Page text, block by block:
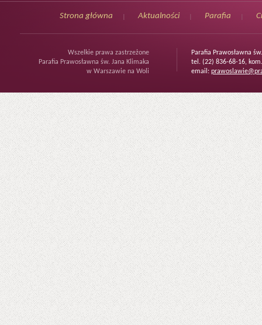
Strona główna Aktualności Parafia
Wszelkie prawa zastrzeżone
Parafia Prawosławna św. Jana Klimaka
w Warszawie na Woli
Parafia Prawosławna
tel. (22) 836-68-16,
email: